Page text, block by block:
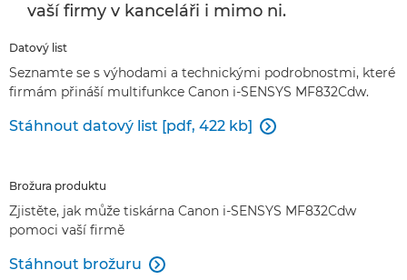
vaší firmy v kanceláři i mimo ni.
Datový list
Seznamte se s výhodami a technickými podrobnostmi, které
firmám přináší multifunkce Canon i-SENSYS MF832Cdw.
Stáhnout datový list [pdf, 422 kb] 
Brožura produktu
Zjistěte, jak může tiskárna Canon i-SENSYS MF832Cdw
pomoci vaší firmě
Stáhnout brožuru 